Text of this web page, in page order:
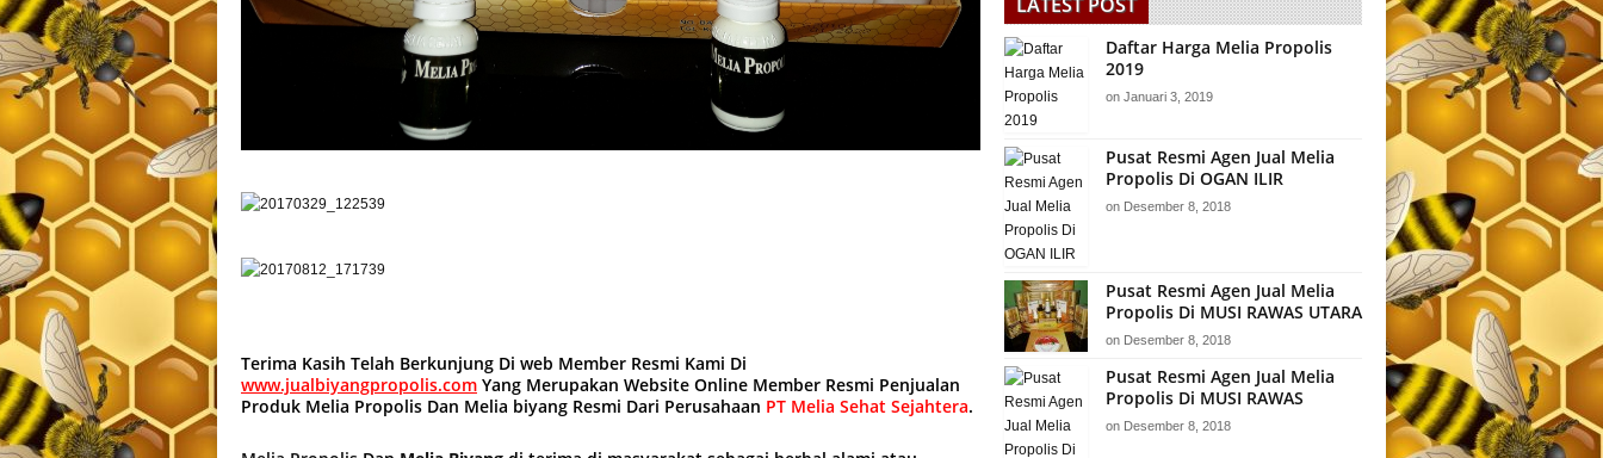
Terima Kasih Telah Berkunjung Di web Member Resmi Kami Di
www.jualbiyangpropolis.com Yang Merupakan Website Online Member Resmi Penjualan
Produk Melia Propolis Dan Melia biyang Resmi Dari Perusahaan PT Melia Sehat Sejahtera.
Daftar Harga Melia Propolis
2019
on Januari 3, 2019
Pusat Resmi Agen Jual Melia
Propolis Di OGAN ILIR
on Desember 8, 2018
Pusat Resmi Agen Jual Melia
Propolis Di MUSI RAWAS UTARA
on Desember 8, 2018
Pusat Resmi Agen Jual Melia
Propolis Di MUSI RAWAS
on Desember 8, 2018